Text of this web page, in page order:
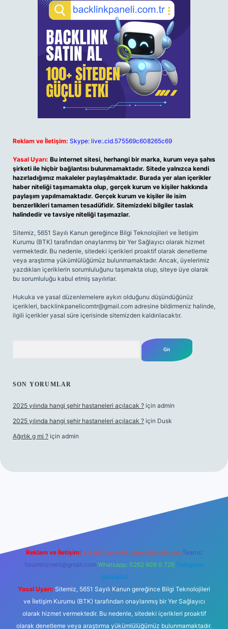
Reklam ve İletişim: Skype: live:.cid.575569c608265c69
Yasal Uyarı: Bu internet sitesi, herhangi bir marka, kurum veya şahıs
şirketi ile hiçbir bağlantısı bulunmamaktadır. Sitede yalnızca kendi
hazırladığımız makaleler paylaşılmaktadır. Burada yer alan içerikler
haber niteliği taşımamakta olup, gerçek kurum ve kişiler hakkında
paylaşım yapılmamaktadır. Gerçek kurum ve kişiler ile isim
benzerlikleri tamamen tesadüfidir. Sitemizdeki bilgiler taslak
halindedir ve tavsiye niteliği taşımazlar.
Sitemiz, 5651 Sayılı Kanun gereğince Bilgi Teknolojileri ve İletişim
Kurumu (BTK) tarafından onaylanmış bir Yer Sağlayıcı olarak hizmet
vermektedir. Bu nedenle, sitedeki içerikleri proaktif olarak denetleme
veya araştırma yükümlülüğümüz bulunmamaktadır. Ancak, üyelerimiz
yazdıkları içeriklerin sorumluluğunu taşımakta olup, siteye üye olarak
bu sorumluluğu kabul etmiş sayılırlar.
Hukuka ve yasal düzenlemelere aykırı olduğunu düşündüğünüz
içerikleri, backlinkpanelicomtr@gmail.com adresine bildirmeniz halinde,
ilgili içerikler yasal süre içerisinde sitemizden kaldırılacaktır.
SON YORUMLAR
2025 yılında hangi şehir hastaneleri açılacak ? için admin
2025 yılında hangi şehir hastaneleri açılacak ? için Dusk
Ağırlık g mi ? için admin
Reklam ve İletişim: E-mail: backlinkpaneli@gmail.com Teams:
forumhizmeti@gmail.com Whatsapp: 0262 606 0 726 Telegram:
@karabul
Yasal Uyarı: Sitemiz, 5651 Sayılı Kanun gereğince Bilgi Teknolojileri
ve İletişim Kurumu (BTK) tarafından onaylanmış bir Yer Sağlayıcı
olarak hizmet vermektedir. Bu nedenle, sitedeki içerikleri proaktif
olarak denetleme veya araştırma yükümlülüğümüz bulunmamaktadır.